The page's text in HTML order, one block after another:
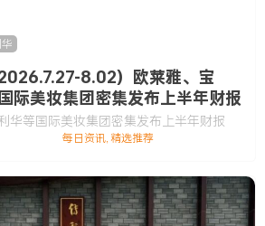
2026.7.27-8.02）欧莱雅、宝
际美妆集团密集发布上半年财报
华等国际美妆集团密集发布上半年财报
每日资讯,精选推荐